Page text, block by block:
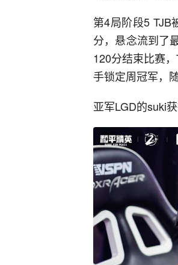
第4局阶段5 TJB
分，悬念流到了
120分结束比赛
手锁定周冠军，
亚军LGD的suki